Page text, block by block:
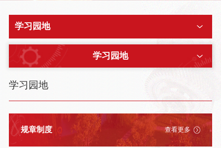
学习园地
学习园地
学习园地
规章制度 查看更多